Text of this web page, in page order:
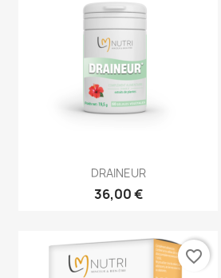
Aperçu rapide
DRAINEUR
36,00 €
favorite_border